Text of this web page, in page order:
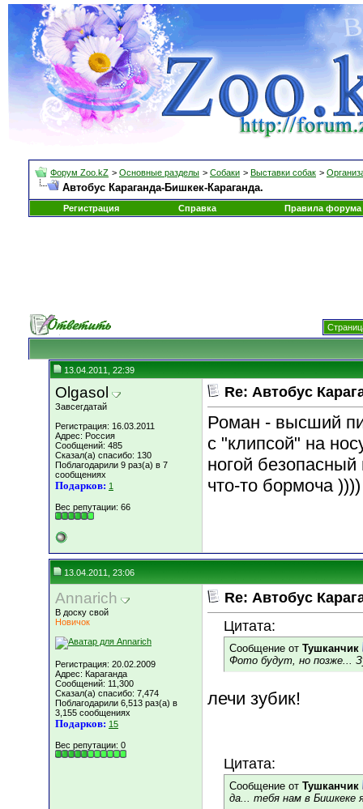
Форум Zoo.kZ > Основные разделы > Собаки > Выставки собак >
Автобус Караганда-Бишкек-Караганда.
Регистрация Справка Правила форума
13.04.2011, 22:39
Olgasol
Завсегдатай
Регистрация: 16.03.2011
Адрес: Россия
Сообщений: 485
Сказал(а) спасибо: 130
Поблагодарили 9 раз(а) в 7
сообщениях
Подарков: 1
Вес репутации: 66
Re: Автобус
Роман - высший
с "клипсой" на
ногой
что-то бормоча ))))
13.04.2011, 23:06
Annarich
В доску свой
Новичок
Регистрация: 20.02.2009
Адрес: Караганда
Сообщений: 11,300
Сказал(а) спасибо: 7,474
Поблагодарили 6,513 раз(а) в
3,155 сообщениях
Подарков: 15
Вес репутации: 0
Re: Автобус
Цитата:
Сообщение от Тушканчик
Фото будут, но позже...
лечи зубик!
Цитата:
Сообщение от Тушканчик
да... тебя нам в Бишкеке